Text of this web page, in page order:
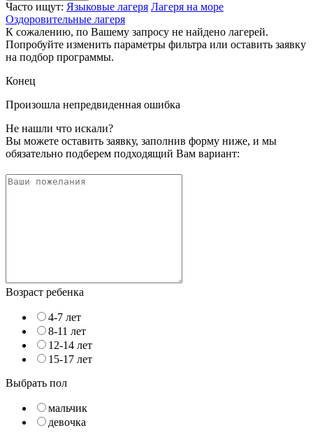
Часто ищут: Языковые лагеря Лагеря на море
Оздоровительные лагеря
К сожалению, по Вашему запросу не найдено лагерей.
Попробуйте изменить параметры фильтра или оставить заявку
на подбор программы.
Конец
Произошла непредвиденная ошибка
Не нашли что искали?
Вы можете оставить заявку, заполнив форму ниже, и мы
обязательно подберем подходящий Вам вариант:
Возраст ребенка
4-7 лет
8-11 лет
12-14 лет
15-17 лет
Выбрать пол
мальчик
девочка